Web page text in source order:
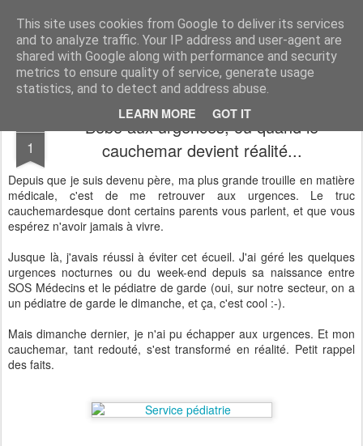
This site uses cookies from Google to deliver its services
and to analyze traffic. Your IP address and user-agent are
shared with Google along with performance and security
metrics to ensure quality of service, generate usage
statistics, and to detect and address abuse.
LEARN MORE GOT IT
Desperate Houseman : les pérégrinations d'un papa, mais pas que !
1
Bébé aux urgences, ou quand le
cauchemar devient réalité...
Depuis que je suis devenu père, ma plus grande trouille en matière
médicale, c'est de me retrouver aux urgences. Le truc
cauchemardesque dont certains parents vous parlent, et que vous
espérez n'avoir jamais à vivre.
Jusque là, j'avais réussi à éviter cet écueil. J'ai géré les quelques
urgences nocturnes ou du week-end depuis sa naissance entre
SOS Médecins et le pédiatre de garde (oui, sur notre secteur, on a
un pédiatre de garde le dimanche, et ça, c'est cool :-).
Mais dimanche dernier, je n'ai pu échapper aux urgences. Et mon
cauchemar, tant redouté, s'est transformé en réalité. Petit rappel
des faits.